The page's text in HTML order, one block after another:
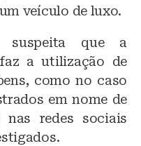
veículo de luxo.
suspeita que a
a utilização de
como no caso
em nome de
nas redes sociais